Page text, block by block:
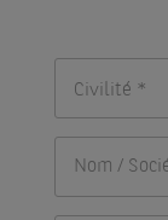
Civilité *